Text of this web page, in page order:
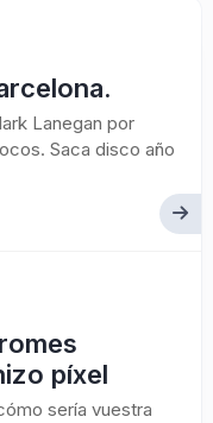
Lanegan por
Saca disco año
píxel
sería vuestra